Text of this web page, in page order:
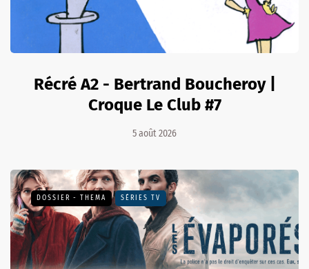
Récré A2 - Bertrand Boucheroy |
Croque Le Club #7
5 août 2026
DOSSIER - THEMA SÉRIES TV